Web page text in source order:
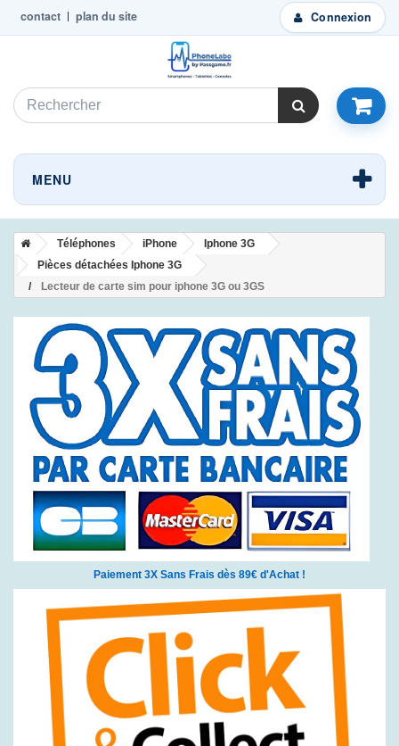
Connexion
contact plan du site
MENU
Téléphones iPhone
Iphone 3G
Pièces détachées Iphone 3G
Lecteur de carte sim pour iphone 3G ou 3GS
Paiement 3X Sans Frais dès 89€ d'Achat !